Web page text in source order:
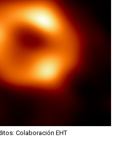
Colaboración EHT